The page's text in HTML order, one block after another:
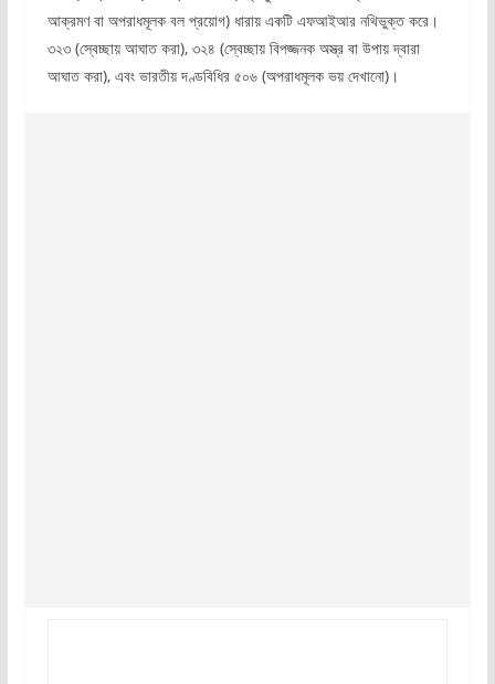
আক্রমণ বা অপরাধমূলক বল প্রয়োগ) ধারায় একটি এফআইআর নথিভুক্ত করে।
৩২৩ (স্বেচ্ছায় আঘাত করা), ৩২৪ (স্বেচ্ছায় বিপজ্জনক অস্ত্র বা উপায় দ্বারা
আঘাত করা), এবং ভারতীয় দণ্ডবিধির ৫০৬ (অপরাধমূলক ভয় দেখানো)।